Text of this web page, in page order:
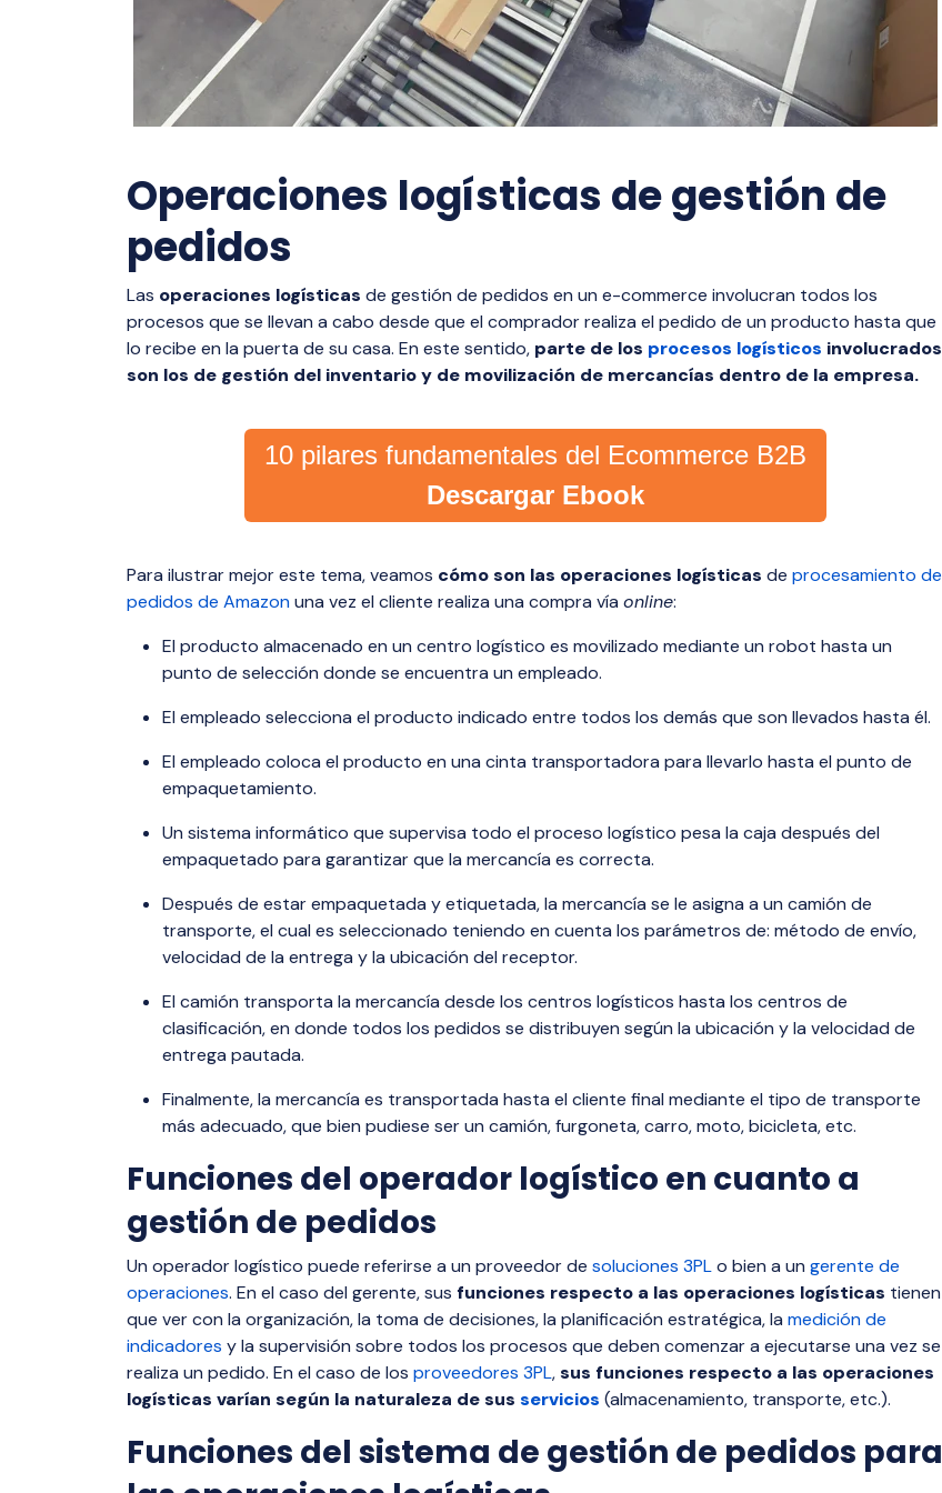
Operaciones logísticas de gestión de
pedidos
Las operaciones logísticas de gestión de pedidos en un e-commerce involucran todos los
procesos que se llevan a cabo desde que el comprador realiza el pedido de un producto hasta que
lo recibe en la puerta de su casa. En este sentido, parte de los procesos logísticos involucrados
son los de gestión del inventario y de movilización de mercancías dentro de la empresa.
10 pilares fundamentales del Ecommerce B2B
Descargar Ebook
Para ilustrar mejor este tema, veamos cómo son las operaciones logísticas de procesamiento de
pedidos de Amazonuna vez el cliente realiza una compra vía online:
El producto almacenado en un centro logístico es movilizado mediante un robot hasta un
punto de selección donde se encuentra un empleado.
El empleado selecciona el producto indicado entre todos los demás que son llevados hasta él.
El empleado coloca el producto en una cinta transportadora para llevarlo hasta el punto de
empaquetamiento.
Un sistema informático que supervisa todo el proceso logístico pesa la caja después del
empaquetado para garantizar que la mercancía es correcta.
Después de estar empaquetada y etiquetada, la mercancía se le asigna a un camión de
transporte, el cual es seleccionado teniendo en cuenta los parámetros de: método de envío,
velocidad de la entrega y la ubicación del receptor.
El camión transporta la mercancía desde los centros logísticos hasta los centros de
clasificación, en donde todos los pedidos se distribuyen según la ubicación y la velocidad de
entrega pautada.
Finalmente, la mercancía es transportada hasta el cliente final mediante el tipo de transporte
más adecuado, que bien pudiese ser un camión, furgoneta, carro, moto, bicicleta, etc.
Funciones del operador logístico en cuanto a
gestión de pedidos
Un operador logístico puede referirse a un proveedor de soluciones 3PLo bien a un gerente de
operaciones. En el caso del gerente, sus funciones respecto a las operaciones logísticas tienen
que ver con la organización, la toma de decisiones, la planificación estratégica, la medición de
indicadores y la supervisión sobre todos los procesos que deben comenzar a ejecutarse una vez se
realiza un pedido. En el caso de los proveedores 3PL,sus funciones respecto a las operaciones
logísticas varían según la naturaleza de sus servicios (almacenamiento, transporte, etc.).
Funciones del sistema de gestión de pedidos para